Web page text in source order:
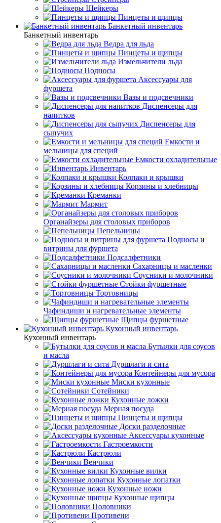
Шейкеры
Пинцеты и щипцы
Банкетный инвентарь
Банкетный инвентарь
Ведра для льда
Пинцеты и щипцы
Измельчители льда
Подносы
Аксессуары для
фуршета
Вазы и подсвечники
Диспенсеры для
напитков
Диспенсеры для
сыпучих
Емкости и
мельницы для специй
Емкости охладительные
Инвентарь
Колпаки и крышки
Корзины и хлебницы
Креманки
Мармит
Органайзеры для столовых приборов
Пепельницы
Подносы и
витрины для фуршета
Подсалфетники
Сахарницы и масленки
Соусники и молочники
Стойки фуршетные
Тортовницы
Чафиндиши и нагревательные элементы
Щипцы фуршетные
Кухонный инвентарь
Кухонный инвентарь
Бутылки для соусов
и масла
Дуршлаги и сита
Контейнеры для мусора
Миски кухонные
Сотейники
Кухонные ложки
Мерная посуда
Пинцеты и щипцы
Доски разделочные
Аксессуары кухонные
Гастроемкости
Кастрюли
Венчики
Кухонные вилки
Кухонные лопатки
Кухонные ножи
Кухонные щипцы
Половники
Противени